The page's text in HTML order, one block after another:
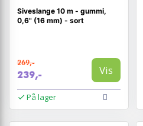
Siveslange 10 m - gummi,
0,6" (16 mm) - sort
269,-
239,- Vis
På lager